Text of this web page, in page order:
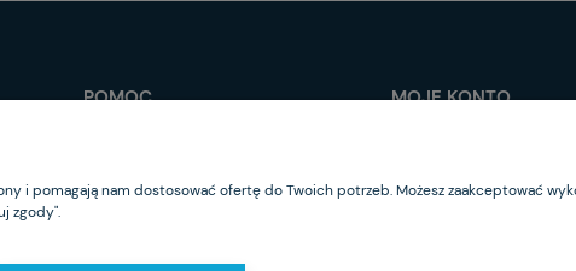
POMOC
Częste pytania
MOJE KONTO
i pomagają nam dostosować ofertę do Twoich potrzeb. Możesz zaakceptować
zgody".